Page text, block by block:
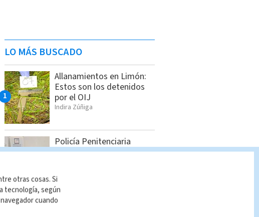
LO MÁS BUSCADO
Allanamientos en Limón:
Estos son los detenidos
por el OIJ
Indira Zúñiga
Policía Penitenciaria
decomisa celulares,
Reforma
Cristian Segura
Seis sospechosos
otras cosas. Si
tecnología, según
cuando